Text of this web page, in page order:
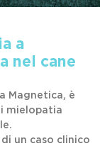
a
nel cane
Magnetica, è
mielopatia
un caso clinico